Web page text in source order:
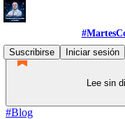
Suscribirse
Iniciar sesión
Lee sin
#Blog